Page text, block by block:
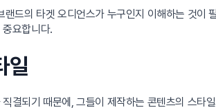
드의 타겟 오디언스가 누구인지 이해하는 것
요합니다.
일
결되기 때문에, 그들이 제작하는 콘텐츠의 스